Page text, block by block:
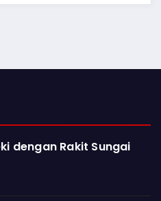
dengan Rakit Sungai